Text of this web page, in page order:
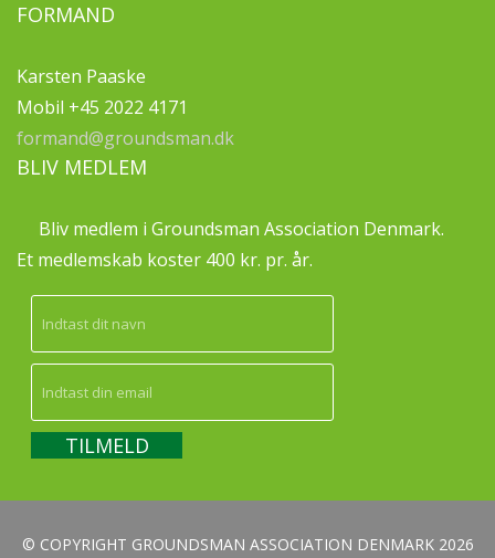
FORMAND
Karsten Paaske
Mobil +45 2022 4171
formand@groundsman.dk
BLIV MEDLEM
Bliv medlem i Groundsman Association Denmark.
Et medlemskab koster 400 kr. pr. år.
© COPYRIGHT GROUNDSMAN ASSOCIATION DENMARK 2026